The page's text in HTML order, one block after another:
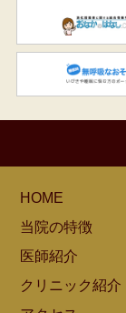
HOME
当院の特徴
医師紹介
クリニック紹介